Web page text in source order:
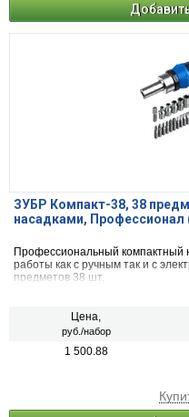
ЗУБР Компакт-38, 38
насадками, Профессионал
Профессиональный компактный
работы как с ручным так и с
предметов 38 шт.
Цена,
руб./набор
1 500.88